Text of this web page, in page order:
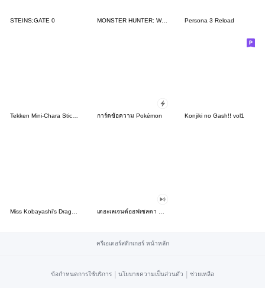
STEINS;GATE 0 MONSTER HUNTER: WORLD Sticker Persona 3 Reload
Tekken Mini-Chara Stickers 2 การ์ดข้อความ Pokémon Konjiki no Gash!! vol1
ครีเอเตอร์สติกเกอร์ หน้าหลัก
ข้อกำหนดการใช้บริการ | นโยบายความเป็นส่วนตัว | ช่วยเหลือ